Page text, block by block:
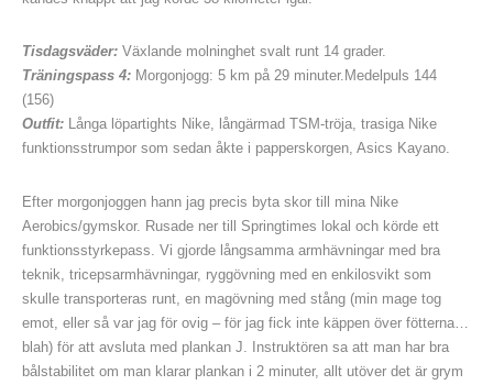
Tisdagsväder:Växlande molninghet svalt runt 14 grader.
Träningspass 4:Morgonjogg: 5 km på 29 minuter.Medelpuls 144
(156)
Outfit:Långa löpartights Nike, långärmad TSM-tröja, trasiga Nike
funktionsstrumpor som sedan åkte i papperskorgen, Asics Kayano.
Efter morgonjoggen hann jag precis byta skor till mina Nike
Aerobics/gymskor. Rusade ner till Springtimes lokal och körde ett
funktionsstyrkepass. Vi gjorde långsamma armhävningar med bra
teknik, tricepsarmhävningar, ryggövning med en enkilosvikt som
skulle transporteras runt, en magövning med stång (min mage tog
emot, eller så var jag för ovig – för jag fick inte käppen över fötterna…
blah) för att avsluta med plankan J. Instruktören sa att man har bra
bålstabilitet om man klarar plankan i 2 minuter, allt utöver det är grym